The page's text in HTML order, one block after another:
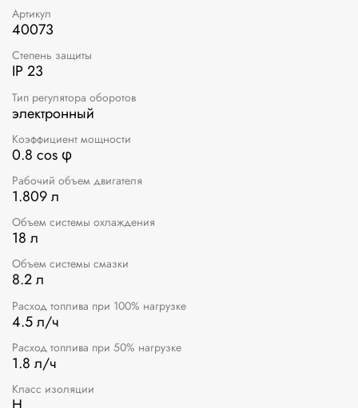
Артикул
40073
Степень защиты
IP 23
Тип регулятора оборотов
электронный
Коэффициент мощности
0.8 cos φ
Рабочий объем двигателя
1.809 л
Объем системы охлаждения
18 л
Объем системы смазки
8.2 л
Расход топлива при 100% нагрузке
4.5 л/ч
Расход топлива при 50% нагрузке
1.8 л/ч
Класс изоляции